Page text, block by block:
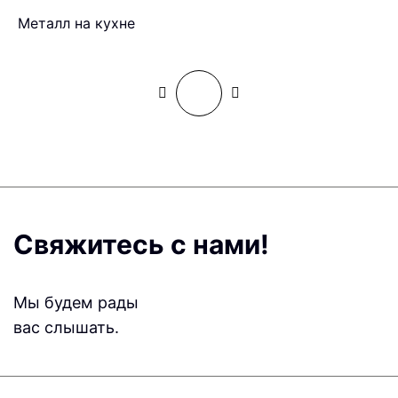
Металл на кухне
Свяжитесь с нами!
Мы будем рады
вас слышать.